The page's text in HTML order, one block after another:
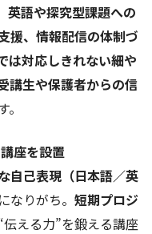
英語や探究型課題への
援、情報配信の体制づ
は対応しきれない細や
講生や保護者からの信
座を設置
自己表現（日本語／英
なりがち。 短期プロジ
伝える力”を鍛える講座